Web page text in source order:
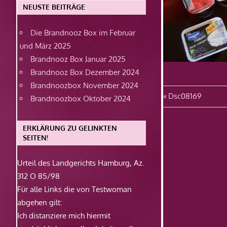
Vorheriger
Beitrag:
Dsc08169
NEUSTE BEITRÄGE
Die Brandnooz Box im Februar
und März 2025
Brandnooz Box Januar 2025
Brandnooz Box Dezember 2024
Brandnoozbox November 2024
Brandnoozbox Oktober 2024
ERKLÄRUNG ZU GELINKTEN
SEITEN!
Urteil des Landgerichts Hamburg, Az.
312 O 85/98
Für alle Links die von Testwoman
abgehen gilt:
Ich distanziere mich hiermit